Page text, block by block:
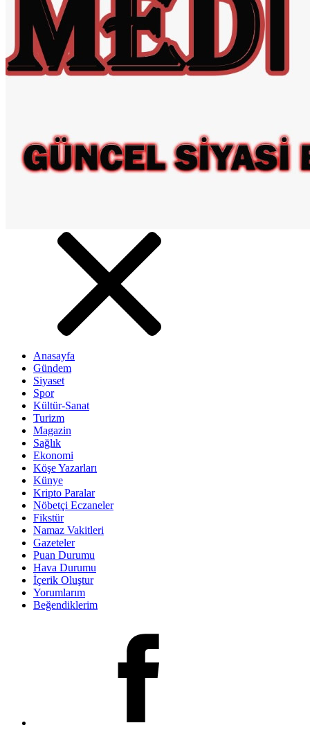
Anasayfa
Gündem
Siyaset
Spor
Kültür-Sanat
Turizm
Magazin
Sağlık
Ekonomi
Köşe Yazarları
Künye
Kripto Paralar
Nöbetçi Eczaneler
Fikstür
Namaz Vakitleri
Gazeteler
Puan Durumu
Hava Durumu
İçerik Oluştur
Yorumlarım
Beğendiklerim